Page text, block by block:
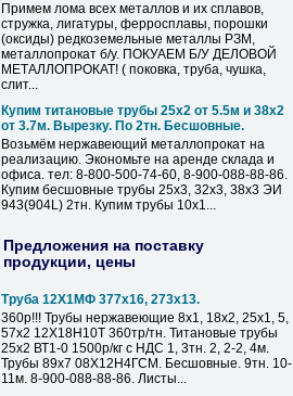
Примем лома всех металлов и их сплавов,
стружка, лигатуры, ферросплавы, порошки
(оксиды) редкоземельные металлы РЗМ,
металлопрокат б/у. ПОКУАЕМ Б/У ДЕЛОВОЙ
МЕТАЛЛОПРОКАТ! ( поковка, труба, чушка,
слит...
Купим титановые трубы 25х2 от 5.5м и 38х2
от 3.7м. Вырезку. По 2тн. Бесшовные.
Возьмём нержавеющий металлопрокат на
реализацию. Экономьте на аренде склада и
офиса. тел: 8-800-500-74-60, 8-900-088-88-86.
Купим бесшовные трубы 25х3, 32х3, 38х3 ЭИ
943(904L) 2тн. Купим трубы 10х1...
Предложения на поставку
продукции, цены
Труба 12Х1МФ 377х16, 273х13.
360р!!! Трубы нержавеющие 8х1, 18х2, 25х1, 5,
57х2 12Х18Н10Т 360тр/тн. Титановые трубы
25х2 ВТ1-0 1500р/кг с НДС 1, 3тн. 2, 2-2, 4м.
Трубы 89х7 08Х12Н4ГСМ. Бесшовные. 9тн. 10-
11м. 8-900-088-88-86. Листы...